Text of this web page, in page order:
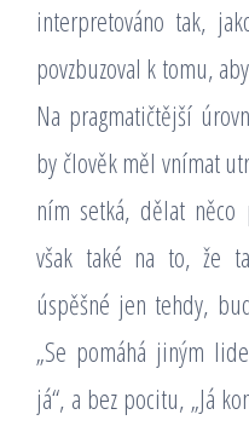
interpretováno tak,
povzbuzoval k tomu,
Na pragmatičtější
by člověk měl vnímat
ním setká, dělat něco
však také na to, že
úspěšné jen tehdy,
„Se pomáhá jiným
já“, a bez pocitu, „Já